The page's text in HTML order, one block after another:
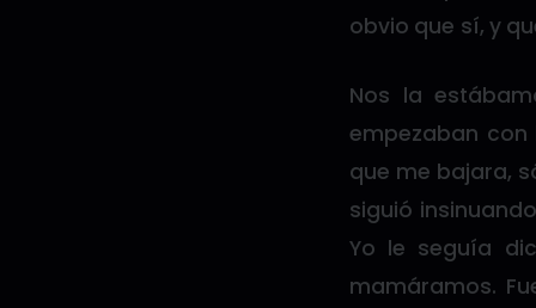
obvio que sí, y
Nos la
empezaban
que me bajara,
siguió
Yo le seguía
mamáramos.